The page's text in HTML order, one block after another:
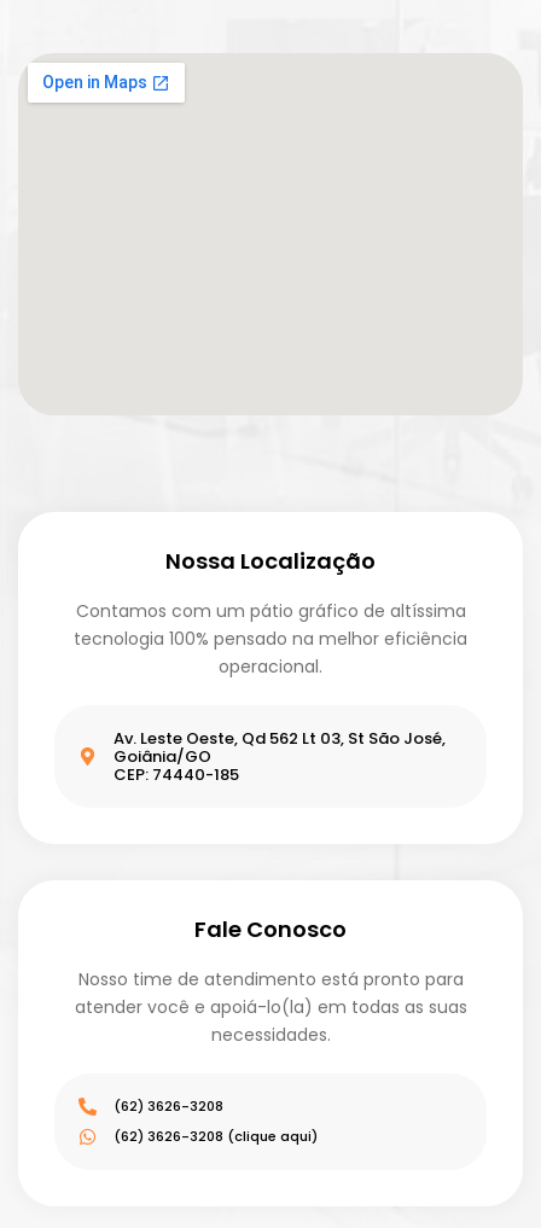
Nossa Localização
Contamos com um pátio gráfico de altíssima
tecnologia 100% pensado na melhor eficiência
operacional.
Av. Leste Oeste, Qd 562 Lt 03, St São José,
Goiânia/GO
CEP: 74440-185
Fale Conosco
Nosso time de atendimento está pronto para
atender você e apoiá-lo(la) em todas as suas
necessidades.
(62) 3626-3208
(62) 3626-3208 (clique aqui)